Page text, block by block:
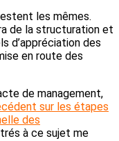
les mêmes.
de la structuration et
d’appréciation des
en route des
de management,
sur les étapes
des
à ce sujet me